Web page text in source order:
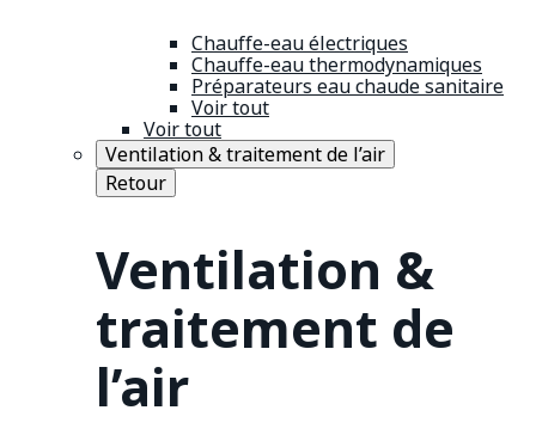
Chauffe-eau électriques
Chauffe-eau thermodynamiques
Préparateurs eau chaude sanitaire
Voir tout
Voir tout
Ventilation & traitement de l’air
Retour
Ventilation &
traitement de
l’air